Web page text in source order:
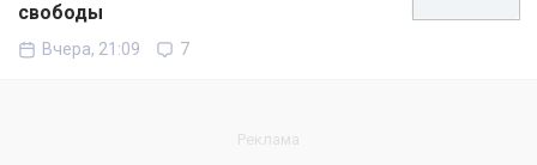
свободы
Вчера, 21:09 7